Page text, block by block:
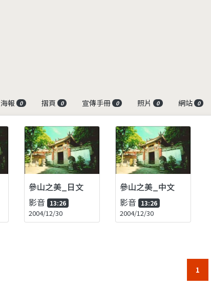
海報 0 摺頁 0 宣傳手冊 0 照片 0 網站 0
參山之美_日文
影音 13:26
2004/12/30
參山之美_中文
影音 13:26
2004/12/30
1